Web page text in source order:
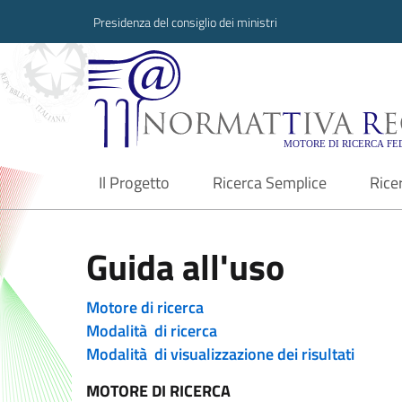
Presidenza del consiglio dei ministri
Normattiva
Il Progetto
current Ricerca Semplice
Guida all'uso
Motore di ricerca
Modalità di ricerca
Modalità di visualizzazione dei risultati
MOTORE DI RICERCA